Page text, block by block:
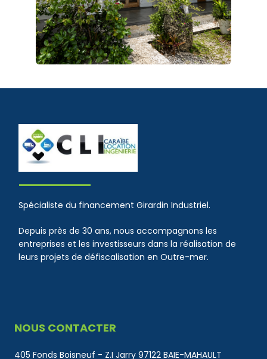
Spécialiste du financement Girardin Industriel.
Depuis près de 30 ans, nous accompagnons les
entreprises et les investisseurs dans la réalisation de
leurs projets de défiscalisation en Outre-mer.
NOUS CONTACTER
405 Fonds Boisneuf - Z.I Jarry 97122 BAIE-MAHAULT